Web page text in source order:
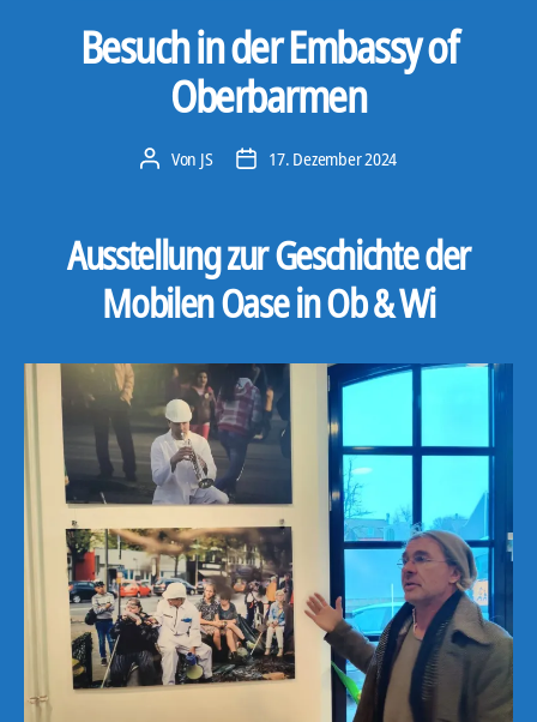
Besuch in der Embassy of
Oberbarmen
Beitragsautor
Von JS Veröffentlichungsdatum
17. Dezember 2024
Ausstellung zur Geschichte der
Mobilen Oase in Ob & Wi